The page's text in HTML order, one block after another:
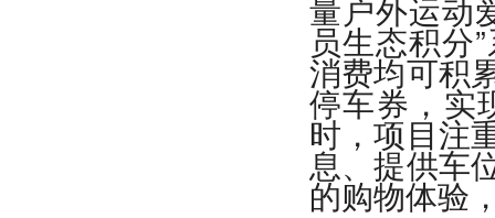
量户外运动
员生态积分
消费均可积
停车券，实
时，项目注
息、提供车
的购物体验